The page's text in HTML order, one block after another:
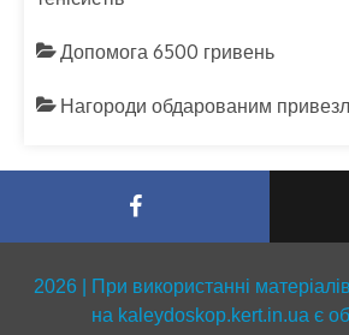
Допомога 6500 гривень
Нагороди обдарованим
2026 | При використанні
на kaleydoskop.kert.in.ua є